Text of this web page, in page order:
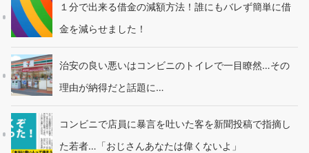
１分で出来る借金の減額方法！誰にもバレず簡単に借
金を減らせました！
治安の良い悪いはコンビニのトイレで一目瞭然…その
理由が納得だと話題に…
コンビニで店員に暴言を吐いた客を新聞投稿で指摘し
た若者…「おじさんあなたは偉くないよ」